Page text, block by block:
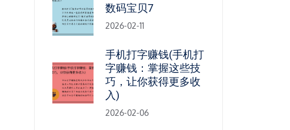
数码宝贝7
2026-02-11
手机打字赚钱(手机打
字赚钱：掌握这些技
巧，让你获得更多收
入)
2026-02-06